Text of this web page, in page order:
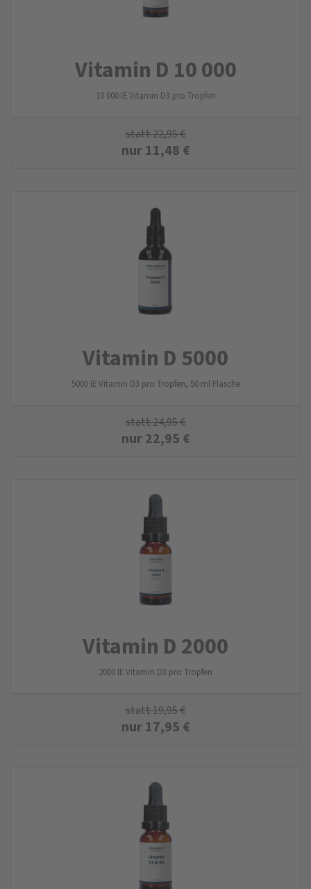
Vitamin D 10 000
10 000 IE Vitamin D3 pro Tropfen
statt22,95€
nur11,48 €
Vitamin D 5000
5000 IE Vitamin D3 pro Tropfen, 50 ml Flasche
statt24,95€
nur22,95 €
Vitamin D 2000
2000 IE Vitamin D3 pro Tropfen
statt19,95€
nur17,95 €